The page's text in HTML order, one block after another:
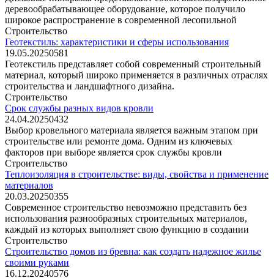
деревообрабатывающее оборудование, которое получило
широкое распространение в современной лесопильной
Строительство
Геотекстиль: характеристики и сферы использования
19.05.20250581
Геотекстиль представляет собой современный строительный
материал, который широко применяется в различных отраслях
строительства и ландшафтного дизайна.
Строительство
Срок службы разных видов кровли
24.04.20250432
Выбор кровельного материала является важным этапом при
строительстве или ремонте дома. Одним из ключевых
факторов при выборе является срок службы кровли
Строительство
Теплоизоляция в строительстве: виды, свойства и применение
материалов
20.03.20250355
Современное строительство невозможно представить без
использования разнообразных строительных материалов,
каждый из которых выполняет свою функцию в создании
Строительство
Строительство домов из бревна: как создать надежное жилье
своими руками
16.12.20240576